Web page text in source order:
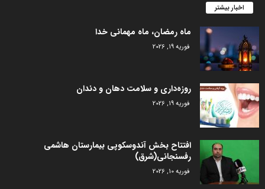
اخبار بیشتر
ماه رمضان، ماه مهمانی خدا
فوریه 19, 2026
روزه‌داری و سلامت دهان و دندان
فوریه 19, 2026
افتتاح بخش آندوسکوپی بیمارستان هاشمی
رفسنجانی(شرق)
فوریه 10, 2026